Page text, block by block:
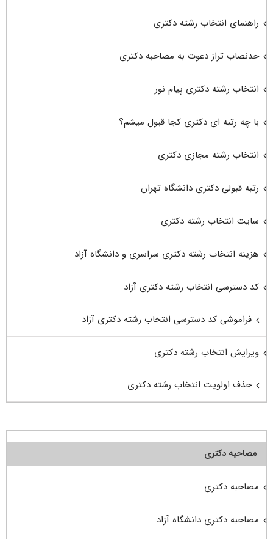
راهنمای انتخاب رشته دکتری
حدنصاب تراز دعوت به مصاحبه دکتری
انتخاب رشته دکتری پیام نور
با چه رتبه ای دکتری کجا قبول میشم؟
انتخاب رشته مجازی دکتری
رتبه قبولی دکتری دانشگاه تهران
سایت انتخاب رشته دکتری
هزینه انتخاب رشته دکتری سراسری و دانشگاه آزاد
کد دسترسی انتخاب رشته دکتری آزاد
فراموشی کد دسترسی انتخاب رشته دکتری آزاد
ویرایش انتخاب رشته دکتری
حذف اولویت انتخاب رشته دکتری
مصاحبه دکتری
مصاحبه دکتری
مصاحبه دکتری دانشگاه آزاد